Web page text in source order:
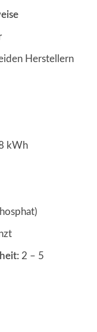
Herstellern
kWh
2 – 5